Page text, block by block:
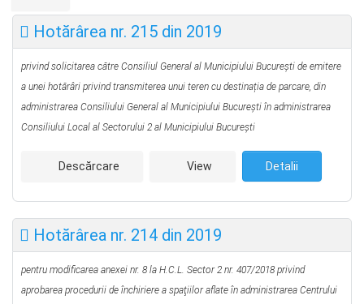
Hotărârea nr. 215 din 2019
privind solicitarea către Consiliul General al Municipiului București de emitere
a unei hotărâri privind transmiterea unui teren cu destinația de parcare, din
administrarea Consiliului General al Municipiului București în administrarea
Consiliului Local al Sectorului 2 al Municipiului București
Descărcare View Detalii
Hotărârea nr. 214 din 2019
pentru modificarea anexei nr. 8 la H.C.L. Sector 2 nr. 407/2018 privind
aprobarea procedurii de închiriere a spaţiilor aflate în administrarea Centrului